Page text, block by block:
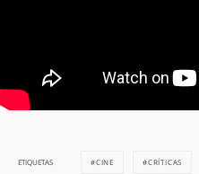
ETIQUETAS CINE CRÍTICAS